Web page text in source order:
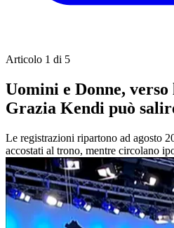
Articolo 1 di 5
Uomini e Donne,
Grazia Kendi può
Le registrazioni ripartono ad agosto
accostati al trono, mentre circolano